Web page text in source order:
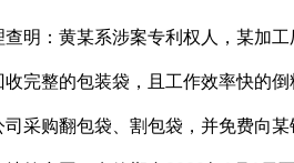
：黄某系涉案专利权人，某加工
收完整的包装袋，且工作效率快的
采购翻包袋、割包袋，并免费向